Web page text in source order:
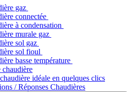
gaz
connectée
à condensation
murale gaz
sol gaz
sol fioul
basse température
chaudière
idéale en quelques clics
/ Réponses Chaudières